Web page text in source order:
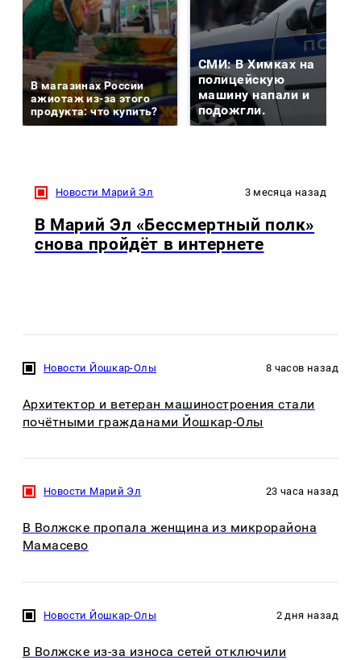
В магазинах России
ажиотаж из-за этого
продукта: что купить?
СМИ: В Химках на
полицейскую
машину напали и
подожгли.
Новости Марий Эл 3 месяца назад
В Марий Эл «Бессмертный полк»
снова пройдёт в интернете
Новости Йошкар-Олы 8 часов назад
Архитектор и ветеран машиностроения стали
почётными гражданами Йошкар-Олы
Новости Марий Эл 23 часа назад
В Волжске пропала женщина из микрорайона
Мамасево
Новости Йошкар-Олы 2 дня назад
В Волжске из-за износа сетей отключили